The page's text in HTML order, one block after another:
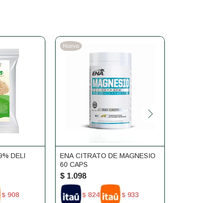
DELI
$ 908
ENA CITRATO DE MAGNESIO
60 CAPS
$ 1.098
$ 824 $ 933